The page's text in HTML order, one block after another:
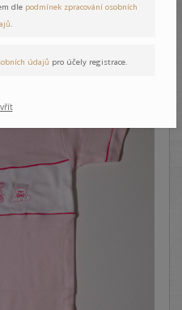
dle podmínek zpracování osobních
.
údajů pro účely registrace.